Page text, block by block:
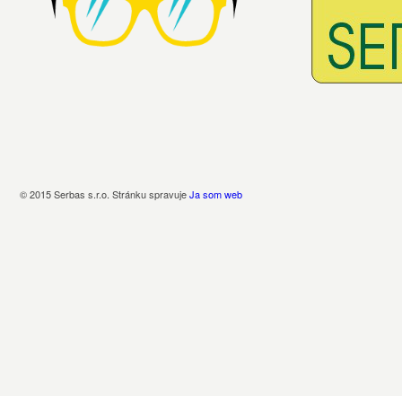
© 2015 Serbas s.r.o. Stránku spravujeJa som web